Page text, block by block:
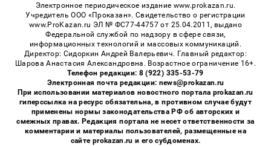
Электронное периодическое издание www.prokazan.ru.
Учредитель ООО «Проказан». Cвидетельство о регистрации
www.ProKazan.ru ЭЛ № ФС77-44757 от 25.04.2011, выдано
Федеральной службой по надзору в сфере связи,
информационных технологий и массовых коммуникаций.
Директор: Сидоркин Андрей Валерьевич. Главный редактор:
Шарова Анастасия Александровна. Возрастное ограничение 16+.
Телефон редакции: 8 (922) 335-53-79
Электронная почта редакции: news@prokazan.ru
При использовании материалов новостного портала prokazan.ru
гиперссылка на ресурс обязательна, в противном случае будут
применены нормы законодательства РФ об авторских и
смежных правах. Редакция портала не несет ответственности за
комментарии и материалы пользователей, размещенные на
сайте prokazan.ru и его субдоменах.